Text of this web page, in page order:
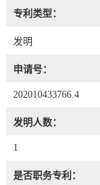
专利类型：
发明
申请号：
202010433766.4
发明人数：
1
是否职务专利：